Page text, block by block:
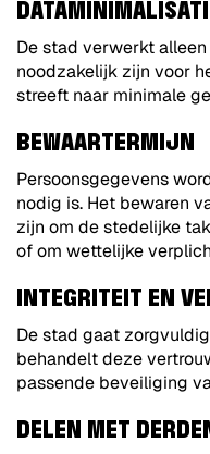
De stad verwerkt
noodzakelijk zijn voor
streeft naar minimale
BEWAARTERMIJN
Persoonsgegevens
nodig is. Het bewaren
zijn om de stedelijke
of om wettelijke
INTEGRITEIT EN
De stad gaat
behandelt deze
passende beveiliging
DELEN MET